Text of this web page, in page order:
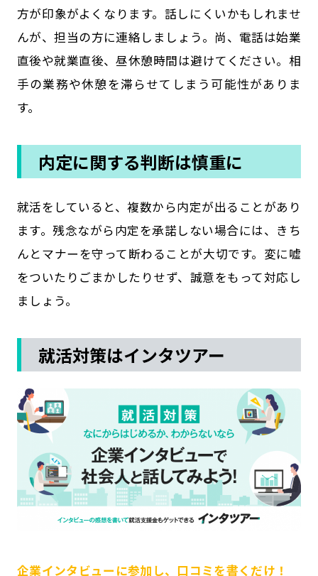
方が印象がよくなります。話しにくいかもしれませ
んが、担当の方に連絡しましょう。尚、電話は始業
直後や就業直後、昼休憩時間は避けてください。相
手の業務や休憩を滞らせてしまう可能性がありま
す。
内定に関する判断は慎重に
就活をしていると、複数から内定が出ることがあり
ます。残念ながら内定を承諾しない場合には、きち
んとマナーを守って断わることが大切です。変に嘘
をついたりごまかしたりせず、誠意をもって対応し
ましょう。
就活対策はインタツアー
企業インタビューに参加し、口コミを書くだけ！